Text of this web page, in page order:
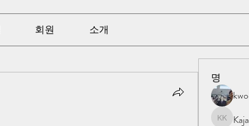
회원 소개
명